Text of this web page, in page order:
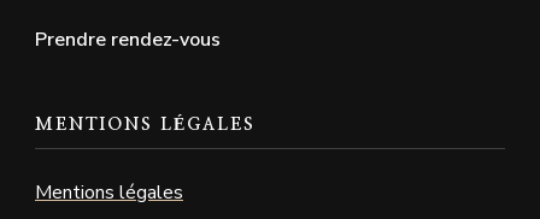
Prendre rendez-vous
MENTIONS LÉGALES
Mentions légales